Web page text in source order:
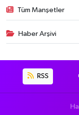
Tüm Manşetler
Haber Arşivi
RSS